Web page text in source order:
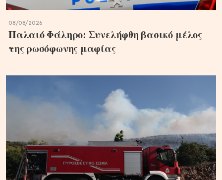
08/08/2026
Παλαιό Φάληρο: Συνελήφθη βασικό μέλος
της ρωσόφωνης μαφίας